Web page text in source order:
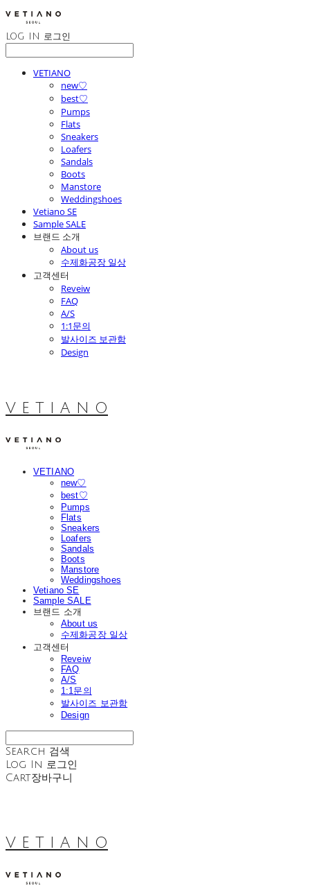
LOG IN 로그인
VETIANO
new♡
best♡
Pumps
Flats
Sneakers
Loafers
Sandals
Boots
Manstore
Weddingshoes
Vetiano SE
Sample SALE
브랜드 소개
About us
수제화공장 일상
고객센터
Reveiw
FAQ
A/S
1:1문의
발사이즈 보관함
Design
V E T I A N O
VETIANO
new♡
best♡
Pumps
Flats
Sneakers
Loafers
Sandals
Boots
Manstore
Weddingshoes
Vetiano SE
Sample SALE
브랜드 소개
About us
수제화공장 일상
고객센터
Reveiw
FAQ
A/S
1:1문의
발사이즈 보관함
Design
Search 검색
Log In 로그인
Cart장바구니
V E T I A N O